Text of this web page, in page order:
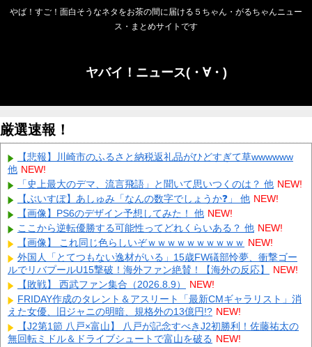
やば！すご！面白そうなネタをお茶の間に届ける５ちゃん・がるちゃんニュー
ス・まとめサイトです
ヤバイ！ニュース(・∀・)
厳選速報！
【悲報】川崎市のふるさと納税返礼品がひどすぎて草wwwwww
他 NEW!
「史上最大のデマ、流言飛語」と聞いて思いつくのは？ 他 NEW!
【ぶいすぽ】あしゅみ「なんの数字でしょうか❓」 他 NEW!
【画像】PS6のデザイン予想してみた！ 他 NEW!
ここから逆転優勝する可能性ってどれくらいある？ 他 NEW!
【画像】 これ同じ色らしいぞｗｗｗｗｗｗｗｗｗｗ NEW!
外国人「とてつもない逸材がいる」15歳FW礒部怜夢、衝撃ゴー
ルでリバプールU15撃破！海外ファン絶賛！【海外の反応】
NEW!
【敗戦】 西武ファン集合（2026.8.9）
NEW!
FRIDAY作成のタレント＆アスリート「最新CMギャラリスト」消
えた女優、旧ジャニの明暗、規格外の13億円!? NEW!
【J2第1節 八戸×富山】 八戸が記念すべきJ2初勝利！佐藤祐太の
無回転ミドル＆ドライブシュートで富山を破る NEW!